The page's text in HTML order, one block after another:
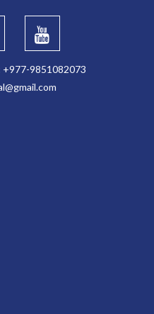
+977-9851082073